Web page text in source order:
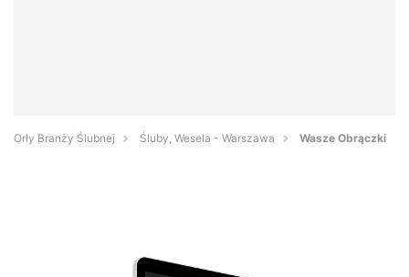
Orły Branży Ślubnej Śluby, Wesela - Warszawa Wasze Obrączki